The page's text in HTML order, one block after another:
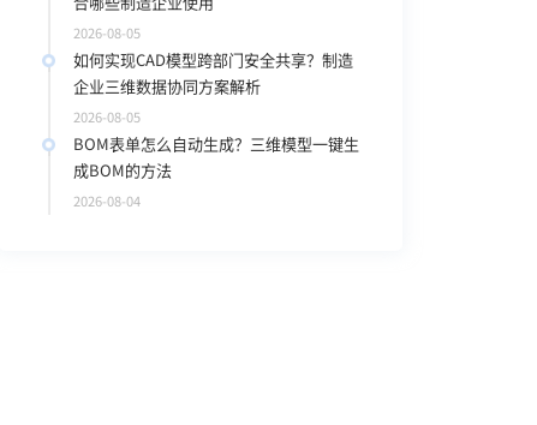
2026-08-05
如何实现CAD模型跨部门安全共享？制造
企业三维数据协同方案解析
2026-08-05
BOM表单怎么自动生成？三维模型一键生
成BOM的方法
2026-08-04